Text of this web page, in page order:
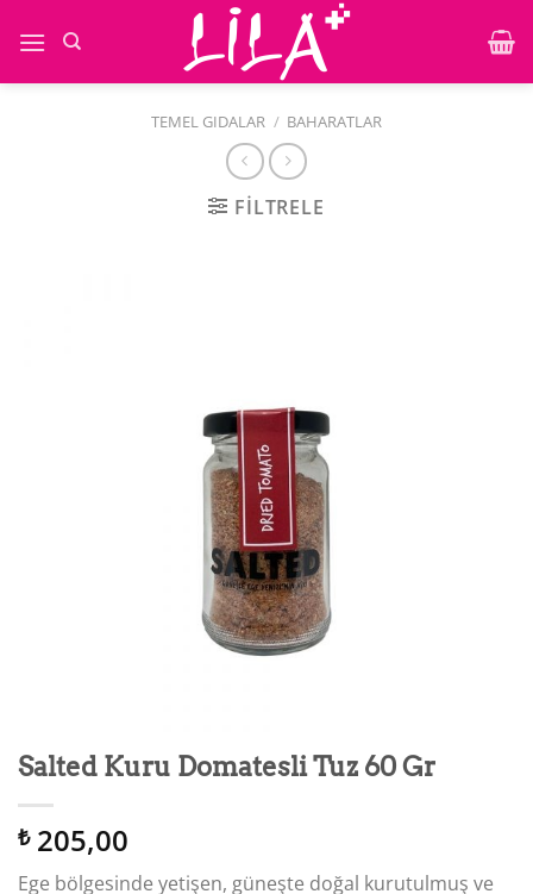
atla
TEMEL GIDALAR / BAHARATLAR
FILTRELE
Salted Kuru Domatesli Tuz 60 Gr
₺205,00
Ege bölgesinde yetişen, güneşte doğal kurutulmuş ve